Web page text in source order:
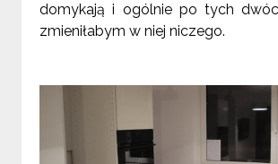
domykają i ogólnie po tych
zmieniłabym w niej niczego.